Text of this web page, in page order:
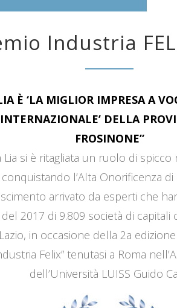
Industria
È ‘LA MIGLIOR IMPRESA A
INTERNAZIONALE’ DELLA
FROSINONE”
Lia si è ritagliata un ruolo di
conquistando l’Alta Onorificenza di
arrivato da esperti che
2017 di 9.809 società di capitali
in occasione della 2a
Felix” tenutasi a Roma
dell’Università LUISS Guido